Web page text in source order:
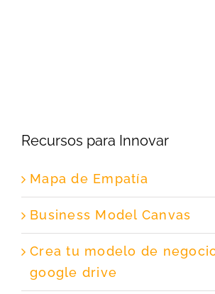
Recursos para Innovar
Mapa de Empatía
Business Model Canvas
Crea tu modelo de
google drive